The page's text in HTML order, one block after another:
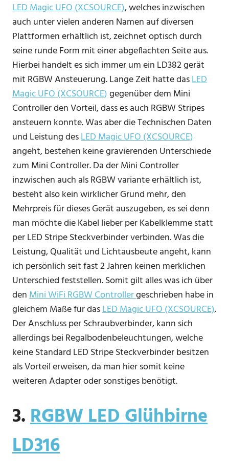
LED Magic UFO (XCSOURCE), welches inzwischen
auch unter vielen anderen Namen auf diversen
Plattformen erhältlich ist, zeichnet optisch durch
seine runde Form mit einer abgeflachten Seite aus.
Hierbei handelt es sich immer um ein LD382 gerät
mit RGBW Ansteuerung. Lange Zeit hatte dasLED
Magic UFO (XCSOURCE)gegenüber dem Mini
Controller den Vorteil, dass es auch RGBW Stripes
ansteuern konnte. Was aber die Technischen Daten
und Leistung desLED Magic UFO (XCSOURCE)
angeht, bestehen keine gravierenden Unterschiede
zum Mini Controller. Da der Mini Controller
inzwischen auch als RGBW variante erhältlich ist,
besteht also kein wirklicher Grund mehr, den
Mehrpreis für dieses Gerät auszugeben, es sei denn
man möchte die Kabel lieber per Kabelklemme statt
per LED Stripe Steckverbinder verbinden. Was die
Leistung, Qualität und Lichtausbeute angeht, kann
ich persönlich seit fast 2 Jahren keinen merklichen
Unterschied feststellen. Somit gilt alles was ich über
denMini WiFi RGBW Controllergeschrieben habe in
gleichem Maße für dasLED Magic UFO (XCSOURCE).
Der Anschluss per Schraubverbinder, kann sich
allerdings bei Regalbodenbeleuchtungen, welche
keine Standard LED Stripe Steckverbinder besitzen
als Vorteil erweisen, da man hier somit keine
weiteren Adapter oder sonstiges benötigt.
3.RGBW LED Glühbirne
LD316